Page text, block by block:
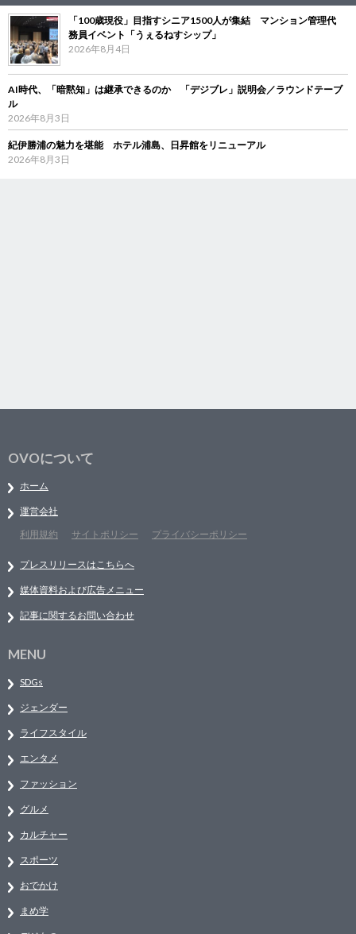
「100歳現役」目指すシニア1500人が集結 マンション管理代
務員イベント「うぇるねすシップ」
2026年8月4日
AI時代、「暗黙知」は継承できるのか 「デジブレ」説明会／ラウンドテーブ
ル
2026年8月3日
紀伊勝浦の魅力を堪能 ホテル浦島、日昇館をリニューアル
2026年8月3日
OVOについて
ホーム
運営会社
利用規約
サイトポリシー プライバシーポリシー
プレスリリースはこちらへ
媒体資料および広告メニュー
記事に関するお問い合わせ
MENU
SDGs
ジェンダー
ライフスタイル
エンタメ
ファッション
グルメ
カルチャー
スポーツ
おでかけ
まめ学